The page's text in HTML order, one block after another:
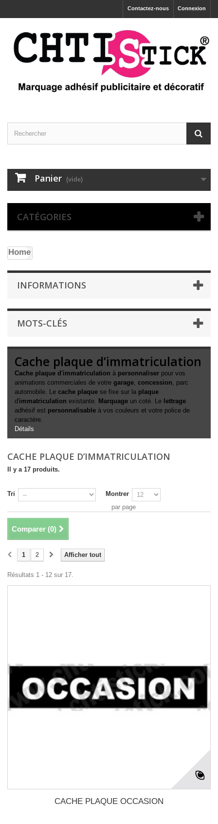
Connexion
Contactez-nous
Panier (vide)
CATÉGORIES
Home
INFORMATIONS
MOTS-CLÉS
Cache plaque d’immatriculation
Cache plaque d'immatriculation à personnaliser pour vos
animations commerciales de votre garage, concession, parc
automobile. Le cache plaque se fixe sur la plaque
d'immatriculation existante. Marquage un coté. Le lettrage
adhésif est personnalisable à vos couleurs et votre police de
caractère.
Détails
CACHE PLAQUE D’IMMATRICULATION
Il y a 17 produits.
Tri
Montrer
par page
Comparer (0)
Afficher tout
1 2
Résultats 1 - 12 sur 17.
CACHE PLAQUE OCCASION